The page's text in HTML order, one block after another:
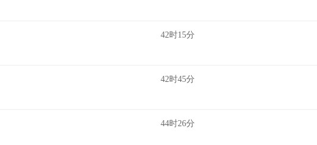
42时15分
42时45分
44时26分